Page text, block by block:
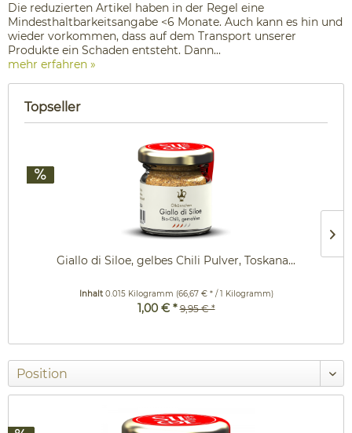
Die reduzierten Artikel haben in der Regel eine
Mindesthaltbarkeitsangabe <6 Monate. Auch kann es hin und
wieder vorkommen, dass auf dem Transport unserer
Produkte ein Schaden entsteht. Dann...
mehr erfahren »
Topseller
Giallo di Siloe, gelbes Chili Pulver, Toskana...
Inhalt 0.015 Kilogramm (66,67 € * / 1 Kilogramm)
1,00 € * 9,95 € *